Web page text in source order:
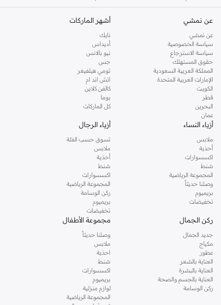
عن نمشي
عن نمشي
سياسة الخصوصية
سياسة الاسترجاع
حقوق المستهلك
المملكة العربية السعودية
الإمارات العربية المتحدة
الكويت
قطر
البحرين
عمان
أشهر الماركات
نايك
أديداس
نيو بالانس
جس
تومي هيلفيغر
اتش اند ام
كالفن كلاين
بوما
كل الماركات
أزياء النساء
ملابس
أحذية
اكسسوارات
شنط
المجموعة الرياضية
وصلنا حديثاً
بريميوم
تخفيضات
أزياء الرجال
تسوق حسب الفئة
ملابس
أحذية
شنط
اكسسوارات
المجموعة الرياضية
ركن الوسامة
بريميوم
تخفيضات
ركن الجمال
جديد الجمال
مكياج
عطور
العناية بالشعر
العناية بالبشرة
العناية بالجسم والصحة
ركن الوسامة
مجموعة الأطفال
وصلنا حديثاً
ملابس
احذية
شنط
اكسسوارات
بريميوم
لوازم منزلية
المجموعة الرياضية